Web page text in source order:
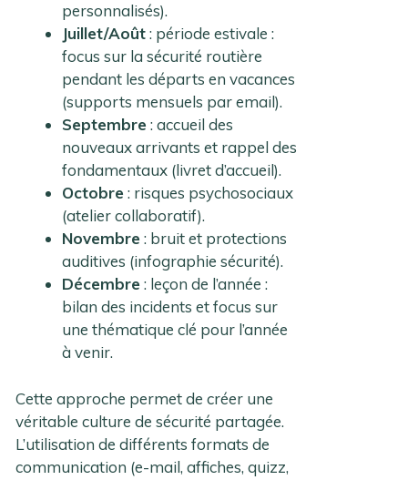
personnalisés).
Juillet/Août: période estivale :
focus sur la sécurité routière
pendant les départs en vacances
(supports mensuels par email).
Septembre : accueil des
nouveaux arrivants et rappel des
fondamentaux (livret d’accueil).
Octobre : risques psychosociaux
(atelier collaboratif).
Novembre : bruit et protections
auditives (infographie sécurité).
Décembre : leçon de l’année :
bilan des incidents et focus sur
une thématique clé pour l’année
à venir.
Cette approche permet de créer une
véritable culture de sécurité partagée.
L’utilisation de différents formats de
communication (e-mail, affiches, quizz,